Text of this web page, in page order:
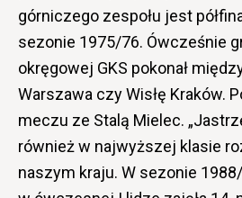
górniczego zespołu jest
sezonie 1975/76. Ówcześnie
okręgowej GKS pokonał
Warszawa czy Wisłę Kraków.
meczu ze Stalą Mielec.
również w najwyższej klasie
naszym kraju. W sezonie